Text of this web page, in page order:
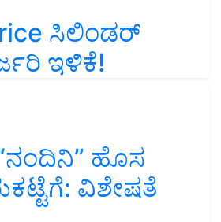
ಸಿಲಿಂಡರ್‌
ಇಳಿಕೆ!
ಹೊಸ
ವಿಶೇಷತೆ